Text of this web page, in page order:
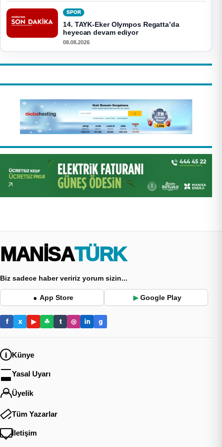
SPOR
14. TAYK-Eker Olympos Regatta’da
heyecan devam ediyor
08.08.2026
MANİSA TÜRK
Biz sadece haber veririz yorum sizin...
● App Store ▶ Google Play
f x ▶ ☘ t ◎ in g
Künye
Yasal Uyarı
Üyelik
Tüm Yazarlar
İletişim